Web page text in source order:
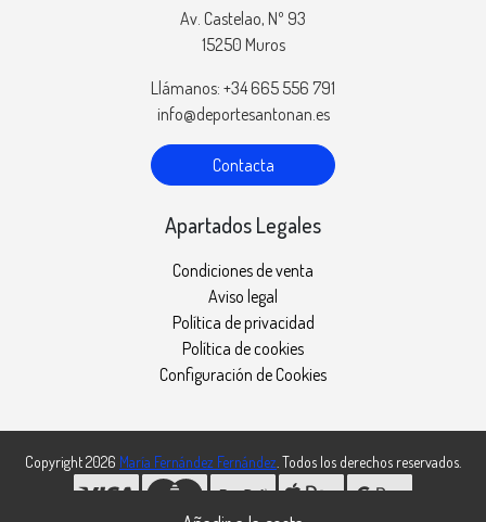
Av. Castelao, Nº 93
15250 Muros
Llámanos: +34 665 556 791
info@deportesantonan.es
Contacta
Apartados Legales
Condiciones de venta
Aviso legal
Política de privacidad
Política de cookies
Configuración de Cookies
Copyright 2026 María Fernández Fernández . Todos los derechos reservados.